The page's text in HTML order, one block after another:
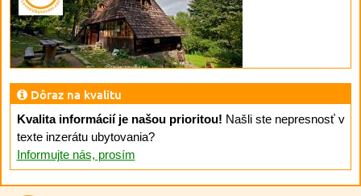
Dôraz na kvalitu
Kvalita informácií je našou prioritou! Našli ste nepresnosť v
texte inzerátu ubytovania?
Informujte nás, prosím